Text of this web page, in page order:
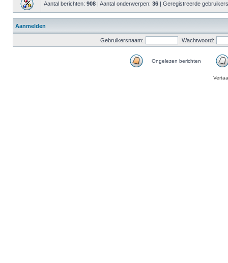
Aantal berichten: 908 | Aantal onderwerpen: 36 | Geregistreerde
Aanmelden
Gebruikersnaam: Wachtwoord:
Ongelezen berichten